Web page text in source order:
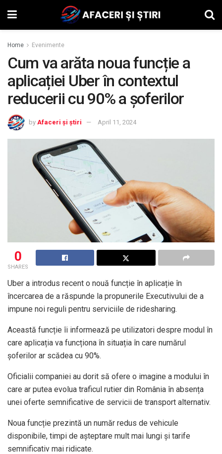
Home Evenimente
Cum va arăta noua funcție a
aplicației Uber în contextul
reducerii cu 90% a șoferilor
by Afaceri și știri April 11, 2024
0
SHARES
Uber a introdus recent o nouă funcție în aplicație în
încercarea de a răspunde la propunerile Executivului de a
impune noi reguli pentru serviciile de ridesharing.
Această funcție îi informează pe utilizatori despre modul în
care aplicația va funcționa în situația în care numărul
șoferilor ar scădea cu 90%.
Oficialii companiei au dorit să ofere o imagine a modului în
care ar putea evolua traficul rutier din România în absența
unei oferte semnificative de servicii de transport alternativ.
Noua funcție prezintă un număr redus de vehicule
disponibile, timpi de așteptare mult mai lungi și tarife
semnificativ mai ridicate.